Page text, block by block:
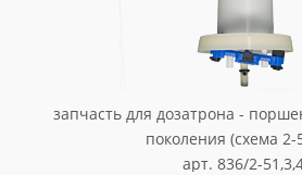
запчасть для дозатрона -
поколения (схема 2-
арт. 836/2-